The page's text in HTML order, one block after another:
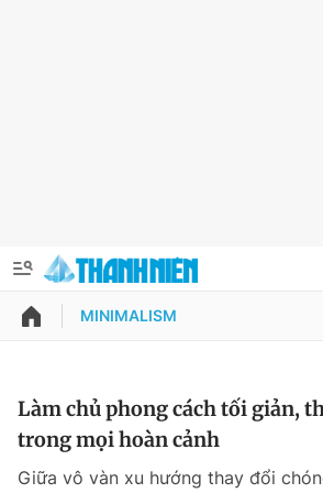
QUẢNG CÁO
Thông tin tài khoản
Đổi mật khẩu
MINIMALISM
Làm chủ phong cách tối giản,
trong mọi hoàn cảnh
Giữa vô vàn xu hướng thay đổi